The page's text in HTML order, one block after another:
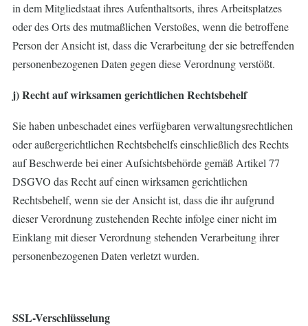
in dem Mitgliedstaat ihres Aufenthaltsorts, ihres Arbeitsplatzes
oder des Orts des mutmaßlichen Verstoßes, wenn die betroffene
Person der Ansicht ist, dass die Verarbeitung der sie betreffenden
personenbezogenen Daten gegen diese Verordnung verstößt.
j) Recht auf wirksamen gerichtlichen Rechtsbehelf
Sie haben unbeschadet eines verfügbaren verwaltungsrechtlichen
oder außergerichtlichen Rechtsbehelfs einschließlich des Rechts
auf Beschwerde bei einer Aufsichtsbehörde gemäß Artikel 77
DSGVO das Recht auf einen wirksamen gerichtlichen
Rechtsbehelf, wenn sie der Ansicht ist, dass die ihr aufgrund
dieser Verordnung zustehenden Rechte infolge einer nicht im
Einklang mit dieser Verordnung stehenden Verarbeitung ihrer
personenbezogenen Daten verletzt wurden.
SSL-Verschlüsselung